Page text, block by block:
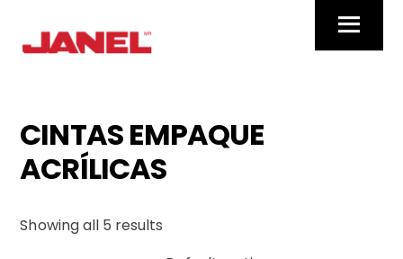
content
Menu
CINTAS EMPAQUE
ACRÍLICAS
Showing all 5 results